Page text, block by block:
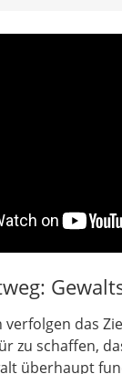
verfolgen das
zu schaffen,
überhaupt